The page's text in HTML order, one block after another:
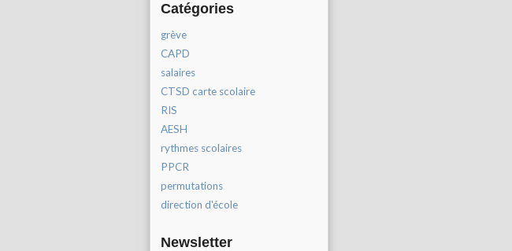
Catégories
grève
CAPD
salaires
CTSD carte scolaire
RIS
AESH
rythmes scolaires
PPCR
permutations
direction d'école
Newsletter